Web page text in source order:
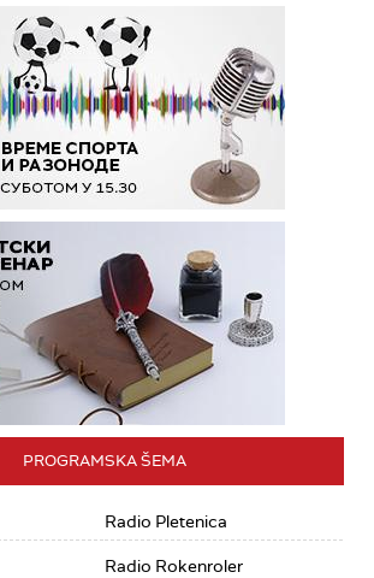
PROGRAMSKA ŠEMA
Radio Pletenica
Radio Rokenroler